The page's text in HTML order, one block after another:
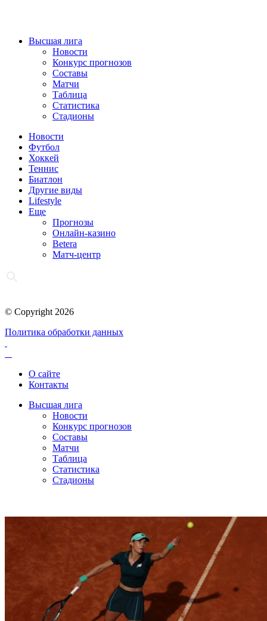
Высшая лига
Новости
Конкурс прогнозов
Составы
Матчи
Таблица
Статистика
Стадионы
Новости
Футбол
Хоккей
Теннис
Биатлон
Другие виды
Lifestyle
Еще
Прогнозы
Онлайн-казино
Betera
Матч-центр
© Copyright 2026
Политика обработки данных
О сайте
Контакты
Высшая лига
Новости
Конкурс прогнозов
Составы
Матчи
Таблица
Статистика
Стадионы